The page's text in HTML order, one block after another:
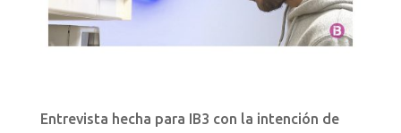
Entrevista hecha para IB3 con la intención de